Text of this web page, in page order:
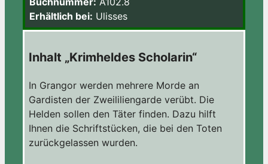
Erhältlich bei: Ulisses
Inhalt „Krimheldes Scholarin“
In Grangor werden mehrere Morde an
Gardisten der Zweililiengarde verübt. Die
Helden sollen den Täter finden. Dazu hilft
Ihnen die Schriftstücken, die bei den Toten
zurückgelassen wurden.